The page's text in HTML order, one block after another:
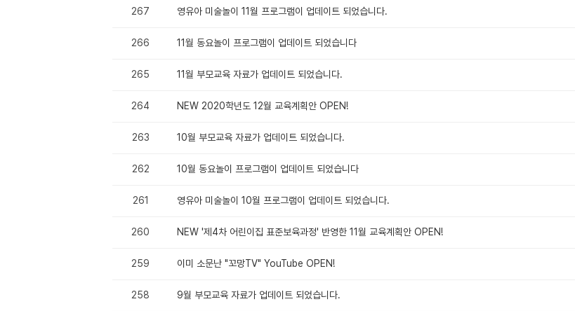
267 영유아 미술놀이 11월 프로그램이 업데이트 되었습니다.
266 11월 동요놀이 프로그램이 업데이트 되었습니다
265 11월 부모교육 자료가 업데이트 되었습니다.
264 NEW 2020학년도 12월 교육계획안 OPEN!
263 10월 부모교육 자료가 업데이트 되었습니다.
262 10월 동요놀이 프로그램이 업데이트 되었습니다
261 영유아 미술놀이 10월 프로그램이 업데이트 되었습니다.
260 NEW '제4차 어린이집 표준보육과정' 반영한 11월 교육계획안 OPEN!
259 이미 소문난 "꼬망TV" YouTube OPEN!
258 9월 부모교육 자료가 업데이트 되었습니다.